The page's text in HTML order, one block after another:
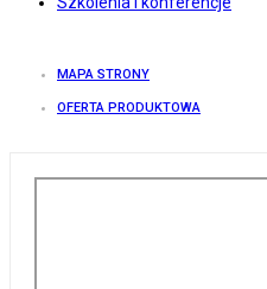
MAPA STRONY
OFERTA PRODUKTOWA